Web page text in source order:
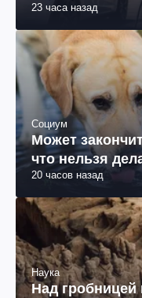
23 часа назад
Социум
Может
что нельзя
20 часов назад
Наука
Над гробницей